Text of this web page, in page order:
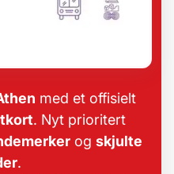
med et offisielt
. Nyt prioritert
og skjulte
.